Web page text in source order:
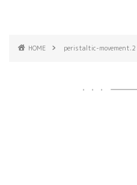
HOME peristaltic-movement.2